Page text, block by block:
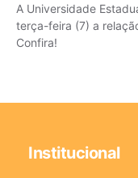
A Universidade
terça-feira (7) a
Confira!
Institucional